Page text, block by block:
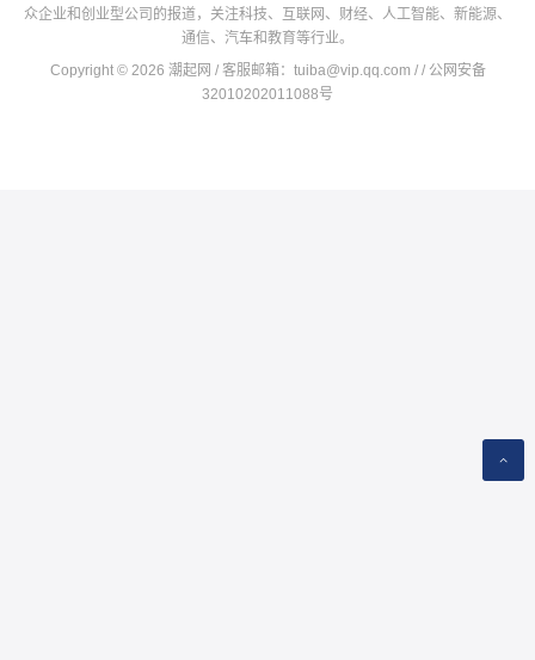
众企业和创业型公司的报道，关注科技、互联网、财经、人工智能、新能源、
通信、汽车和教育等行业。
Copyright © 2026 潮起网 / 客服邮箱： tuiba@vip.qq.com / / 公网安备
32010202011088号